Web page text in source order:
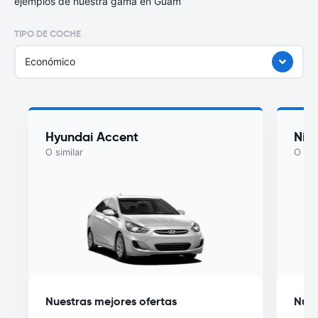
TIPO DE COCHE
Económico
Hyundai Accent
O similar
Nuestras mejores ofertas
O